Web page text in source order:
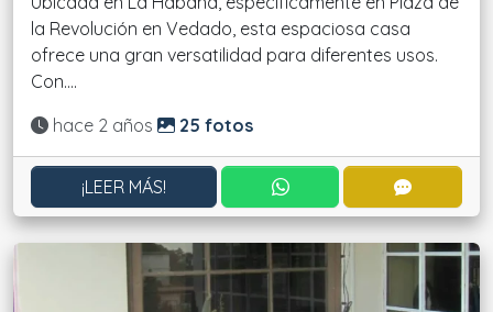
la Revolución en Vedado, esta espaciosa casa
ofrece una gran versatilidad para diferentes usos.
Con....
Actualizado:
hace 2 años 25 fotos
¡LEER MÁS! CONTACTAR POR